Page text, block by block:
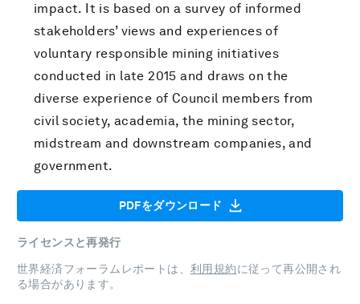
impact. It is based on a survey of informed
stakeholders’ views and experiences of
voluntary responsible mining initiatives
conducted in late 2015 and draws on the
diverse experience of Council members from
civil society, academia, the mining sector,
midstream and downstream companies, and
government.
PDFをダウンロード
ライセンスと再発行
世界経済フォーラムレポートは、 利用規約に従って再公開され
る場合があります。